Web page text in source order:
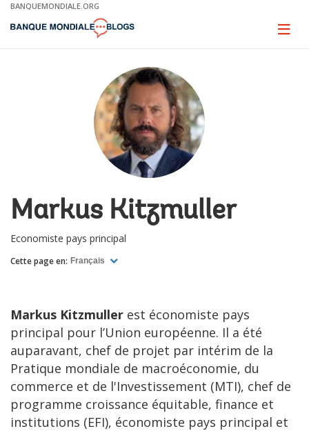
Skip
Main
BANQUEMONDIALE.ORG
Page
Markus Kitzmuller
Economiste pays principal
Cette page en: Français
Markus Kitzmuller est économiste pays
principal pour l’Union européenne. Il a été
auparavant, chef de projet par intérim de la
Pratique mondiale de macroéconomie, du
commerce et de l'Investissement (MTI), chef de
programme croissance équitable, finance et
institutions (EFI), économiste pays principal et